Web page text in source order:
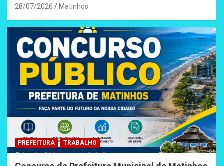
28/07/2026 Matinhos
PREFEITURA TRABALHO